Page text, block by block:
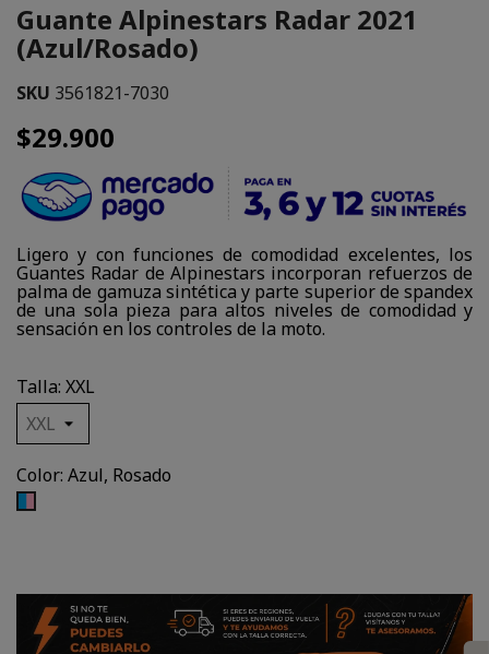
Guante Alpinestars Radar 2021
(Azul/Rosado)
SKU 3561821-7030
$29.900
Ligero y con funciones de comodidad excelentes, los
Guantes Radar de Alpinestars incorporan refuerzos de
palma de gamuza sintética y parte superior de spandex
de una sola pieza para altos niveles de comodidad y
sensación en los controles de la moto.
Talla: XXL
Color: Azul, Rosado